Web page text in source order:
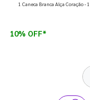
que fazem toda
1 Caneca Branca Alça Coração
10% OFF*